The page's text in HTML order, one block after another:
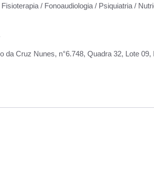
/ Fonoaudiologia / Psiquiatria /
da Cruz Nunes, n°6.748, Quadra 32, Lote